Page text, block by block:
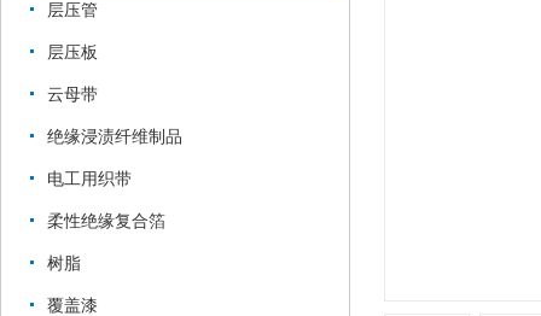
层压管
层压板
云母带
绝缘浸渍纤维制品
电工用织带
柔性绝缘复合箔
树脂
覆盖漆